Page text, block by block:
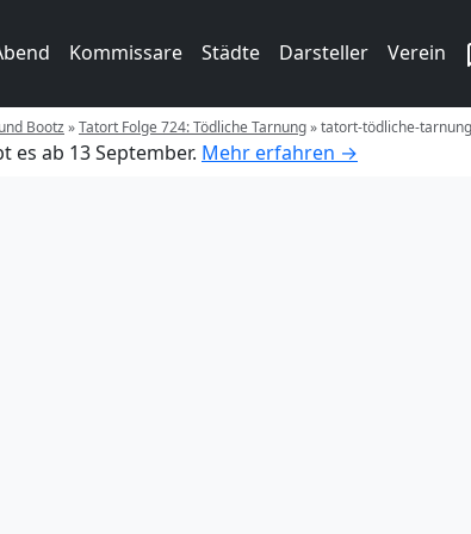
Kommissare Städte Darsteller Verein
Bootz»Tatort Folge 724: Tödliche Tarnung»tatort-tödliche-
es ab 13 September. Mehr erfahren →